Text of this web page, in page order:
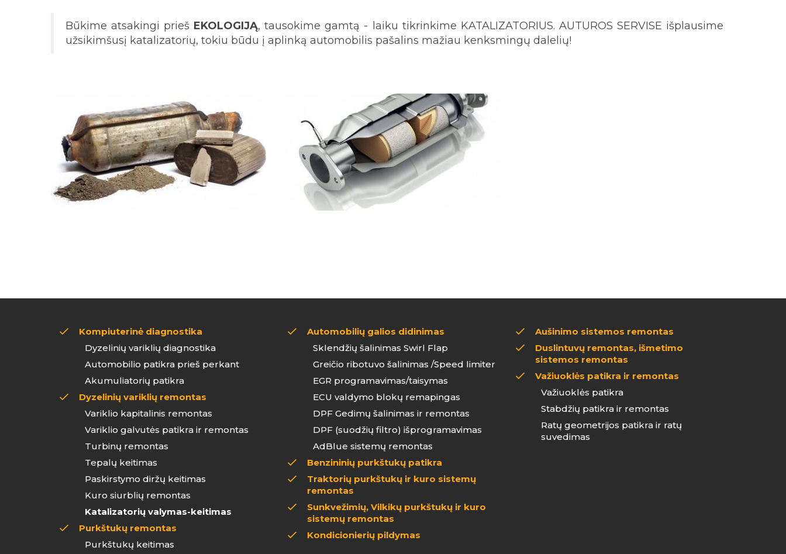
Būkime atsakingi prieš EKOLOGIJĄ, tausokime gamtą - laiku tikrinkime KATALIZATORIUS. AUTUROS SERVISE išplausime
užsikimšusį katalizatorių, tokiu būdu į aplinką automobilis pašalins mažiau kenksmingų dalelių!
Kompiuterinė diagnostika
Dyzelinių variklių diagnostika
Automobilio patikra prieš perkant
Akumuliatorių patikra
Dyzelinių variklių remontas
Variklio kapitalinis remontas
Variklio galvutės patikra ir remontas
Turbinų remontas
Tepalų keitimas
Paskirstymo diržų keitimas
Kuro siurblių remontas
Katalizatorių valymas-keitimas
Purkštukų remontas
Purkštukų keitimas
Automobilių galios didinimas
Sklendžių šalinimas Swirl Flap
Greičio ribotuvo šalinimas /Speed limiter
EGR programavimas/taisymas
ECU valdymo blokų remapingas
DPF Gedimų šalinimas ir remontas
DPF (suodžių filtro) išprogramavimas
AdBlue sistemų remontas
Benzininių purkštukų patikra
Traktorių purkštukų ir kuro sistemų
remontas
Sunkvežimių, Vilkikų purkštukų ir kuro
sistemų remontas
Kondicionierių pildymas
Aušinimo sistemos remontas
Duslintuvų remontas, išmetimo
sistemos remontas
Važiuoklės patikra ir remontas
Važiuoklės patikra
Stabdžių patikra ir remontas
Ratų geometrijos patikra ir ratų
suvedimas
PRENUMERUOTI